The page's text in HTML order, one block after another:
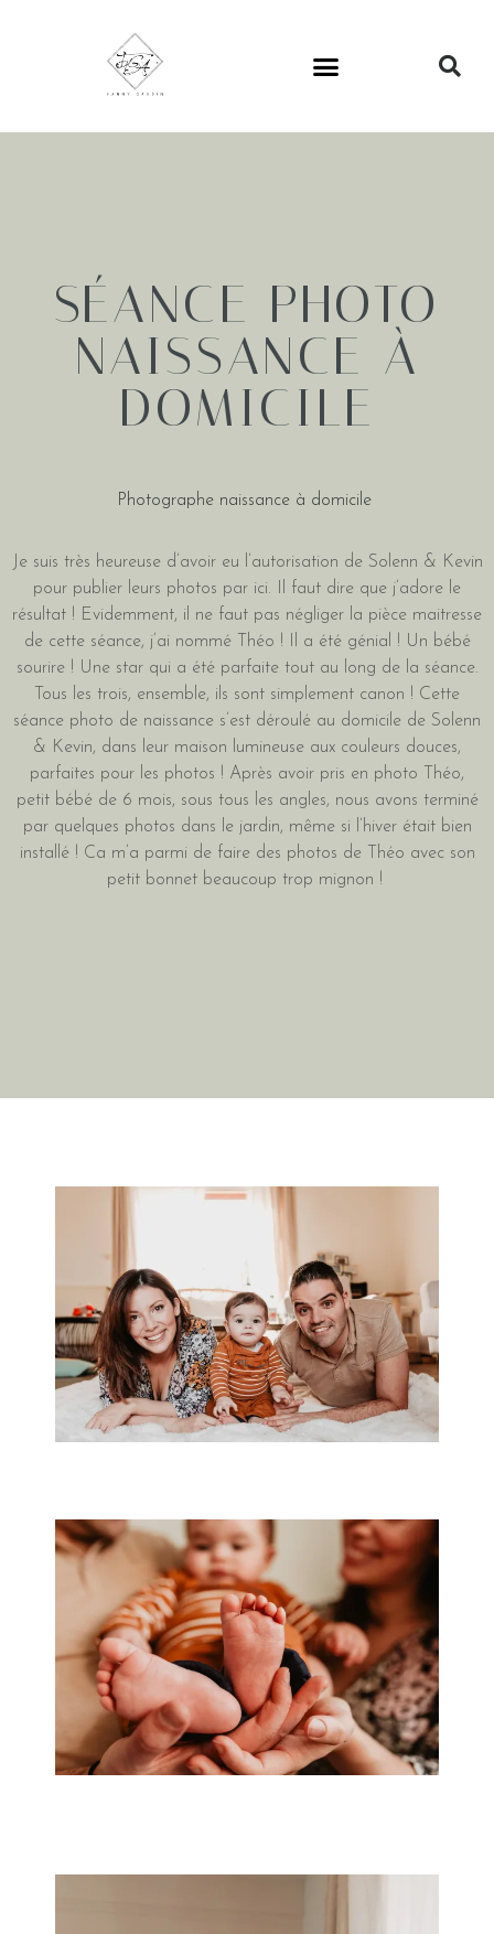
SÉANCE PHOTO
NAISSANCE À
DOMICILE
Photographe naissance à domicile
Je suis très heureuse d’avoir eu l’autorisation de Solenn & Kevin
pour publier leurs photos par ici. Il faut dire que j’adore le
résultat ! Evidemment, il ne faut pas négliger la pièce maitresse
de cette séance, j’ai nommé Théo ! Il a été génial ! Un bébé
sourire ! Une star qui a été parfaite tout au long de la séance.
Tous les trois, ensemble, ils sont simplement canon ! Cette
séance photo de naissance s’est déroulé au domicile de Solenn
& Kevin, dans leur maison lumineuse aux couleurs douces,
parfaites pour les photos ! Après avoir pris en photo Théo,
petit bébé de 6 mois, sous tous les angles, nous avons terminé
par quelques photos dans le jardin, même si l’hiver était bien
installé ! Ca m’a parmi de faire des photos de Théo avec son
petit bonnet beaucoup trop mignon !